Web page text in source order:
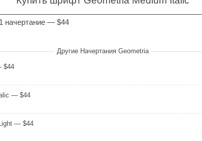
начертание — $44
Другие Начертания Geometria
$44
— $44
— $44